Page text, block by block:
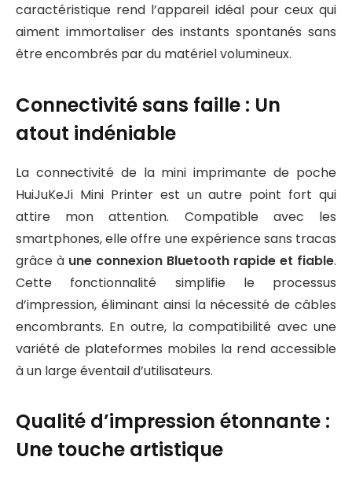
caractéristique rend l’appareil idéal pour ceux qui
aiment immortaliser des instants spontanés sans
être encombrés par du matériel volumineux.
Connectivité sans faille : Un
atout indéniable
La connectivité de la mini imprimante de poche
HuiJuKeJi Mini Printer est un autre point fort qui
attire mon attention. Compatible avec les
smartphones, elle offre une expérience sans tracas
grâce à une connexion Bluetooth rapide et fiable.
Cette fonctionnalité simplifie le processus
d’impression, éliminant ainsi la nécessité de câbles
encombrants. En outre, la compatibilité avec une
variété de plateformes mobiles la rend accessible
à un large éventail d’utilisateurs.
Qualité d’impression étonnante :
Une touche artistique